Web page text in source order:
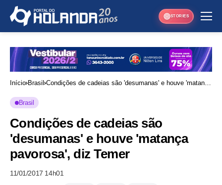
STORIES
Início Brasil Condições de cadeias são 'desumanas' e houve 'matança
Brasil
Condições de cadeias são
'desumanas' e houve 'matança
pavorosa', diz Temer
11/01/2017 14h01